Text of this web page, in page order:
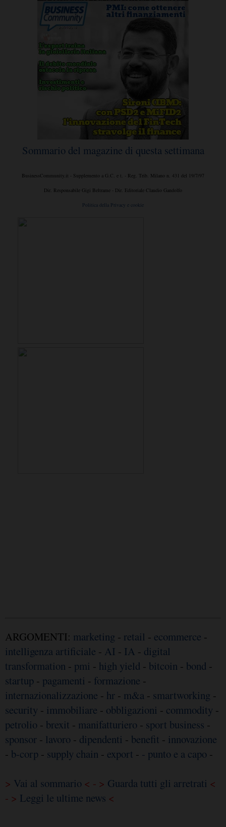
Sommario del magazine di questa settimana
BusinessCommunity.it - Supplemento a G.C. e t. - Reg. Trib. Milano n. 431 del 19/7/97
Dir. Responsabile Gigi Beltrame - Dir. Editoriale Claudio Gandolfo
Politica della Privacy e cookie
ARGOMENTI: marketing - retail - ecommerce -
intelligenza artificiale - AI - IA - digital
transformation - pmi - high yield - bitcoin - bond -
startup - pagamenti - formazione -
internazionalizzazione - hr - m&a - smartworking -
security - immobiliare - obbligazioni - commodity -
petrolio - brexit - manifatturiero - sport business -
sponsor - lavoro - dipendenti - benefit - innovazione
- b-corp - supply chain - export - - punto e a capo -
> Vai al sommario < - > Guarda tutti gli arretrati <
- > Leggi le ultime news <